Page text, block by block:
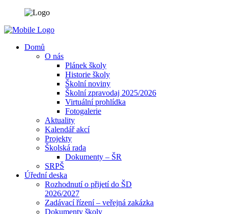
Domů
O nás
Plánek školy
Historie školy
Školní noviny
Školní zpravodaj 2025/2026
Virtuální prohlídka
Fotogalerie
Aktuality
Kalendář akcí
Projekty
Školská rada
Dokumenty – ŠR
SRPŠ
Úřední deska
Rozhodnutí o přijetí do ŠD
2026/2027
Zadávací řízení – veřejná zakázka
Dokumenty školy